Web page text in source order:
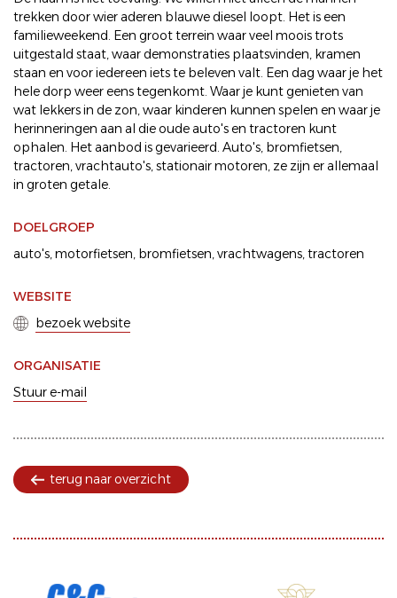
trekken door wier aderen blauwe diesel loopt. Het is een
familieweekend. Een groot terrein waar veel moois trots
uitgestald staat, waar demonstraties plaatsvinden, kramen
staan en voor iedereen iets te beleven valt. Een dag waar je het
hele dorp weer eens tegenkomt. Waar je kunt genieten van
wat lekkers in de zon, waar kinderen kunnen spelen en waar je
herinneringen aan al die oude auto's en tractoren kunt
ophalen. Het aanbod is gevarieerd. Auto's, bromfietsen,
tractoren, vrachtauto's, stationair motoren, ze zijn er allemaal
in groten getale.
DOELGROEP
auto's motorfietsen bromfietsen vrachtwagens tractoren
WEBSITE
bezoek website
ORGANISATIE
Stuur e-mail
terug naar overzicht